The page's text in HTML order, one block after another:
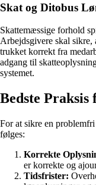
Skat og Ditobus
Skattemæssige forhold
Arbejdsgivere skal sikre,
trukket korrekt fra
adgang til
systemet.
Bedste
For at sikre en
følges:
Korrekte
er korrekte og
Tidsfrister: